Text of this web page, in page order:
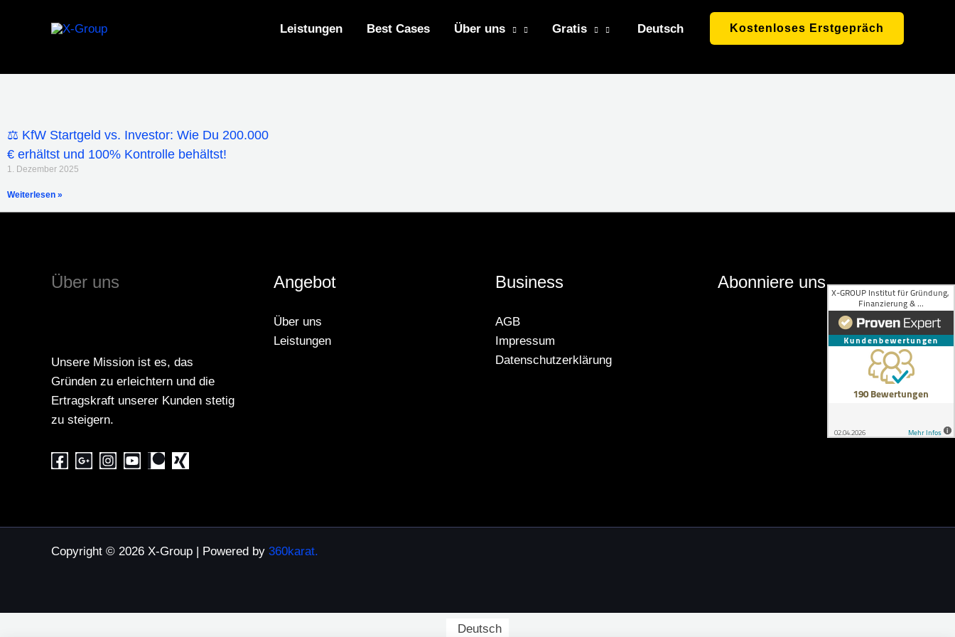
Leistungen Best Cases Über uns Gratis Deutsch Kostenloses Erstgepräch
⚖️ KfW Startgeld vs. Investor: Wie Du 200.000
€ erhältst und 100% Kontrolle behältst!
1. Dezember 2025
Weiterlesen »
Über uns
Unsere Mission ist es, das
Gründen zu erleichtern und die
Ertragskraft unserer Kunden stetig
zu steigern.
Angebot
Über uns
Leistungen
Business
AGB
Impressum
Datenschutzerklärung
Abonniere uns
Copyright © 2026 X-Group | Powered by 360karat.
Deutsch